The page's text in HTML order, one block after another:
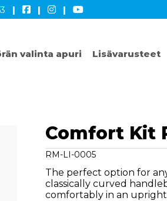
| | |
valinta apuri Lisävarusteet
Comfort Kit
RM-LI-0005
The perfect option for
classically curved
comfortably in an upright